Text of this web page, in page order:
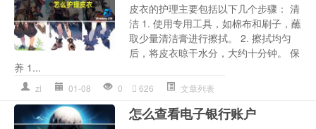
皮衣的护理主要包括以下几个步骤： 清
洁 1. 使用专用工具，如棉布和刷子，蘸
取少量清洁膏进行擦拭。 2. 擦拭均匀
后，将皮衣晾干水分，大约十分钟。 保
养 1...
zl 01-08 0 626 文章列表
怎么查看电子银行账户